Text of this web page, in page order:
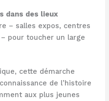
dans des lieux
– salles expos, centres
pour toucher un large
cette démarche
de l’histoire
aux plus jeunes